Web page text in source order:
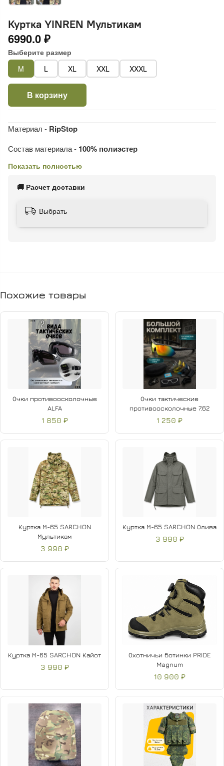
Куртка YINREN Мультикам
6990.0 ₽
Выберите размер
M
L XL XXL XXXL
В корзину
Материал - RipStop
Состав материала - 100% полиэстер
Расцветка:Мультикам
Показать полностью
🚚 Расчет доставки
Выбрать
Похожие товары
Очки противоосколочные
ALFA
1 850 ₽
Очки тактические
противоосколочные 7.62
1 250 ₽
Куртка М-65 SARCHON
Мультикам
3 990 ₽
Куртка М-65 SARCHON Олива
3 990 ₽
Куртка М-65 SARCHON Кайот
3 990 ₽
Охотничьи ботинки PRIDE
Magnum
10 900 ₽